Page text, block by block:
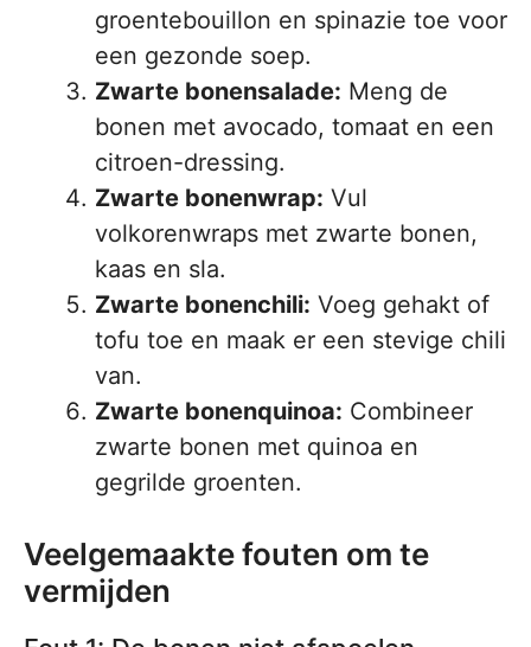
groentebouillon en spinazie toe voor
een gezonde soep.
Zwarte bonensalade: Meng de
bonen met avocado, tomaat en een
citroen-dressing.
Zwarte bonenwrap: Vul
volkorenwraps met zwarte bonen,
kaas en sla.
Zwarte bonenchili: Voeg gehakt of
tofu toe en maak er een stevige chili
van.
Zwarte bonenquinoa: Combineer
zwarte bonen met quinoa en
gegrilde groenten.
Veelgemaakte fouten om te
vermijden